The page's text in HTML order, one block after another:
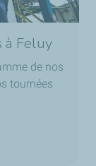
à Feluy
de nos
tournées